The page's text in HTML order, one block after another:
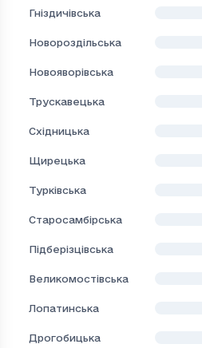
Гніздичівська
Новороздільська
Новояворівська
Трускавецька
Східницька
Щирецька
Турківська
Старосамбірська
Підберізцівська
Великомостівська
Лопатинська
Дрогобицька